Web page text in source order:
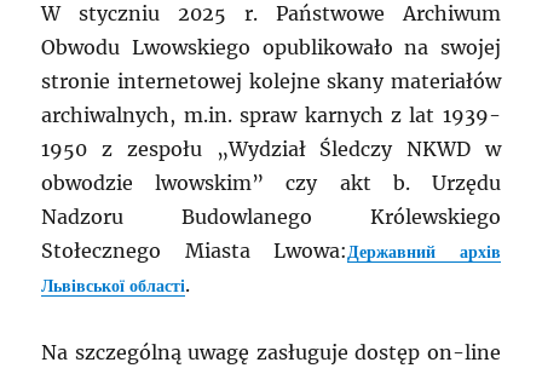
W styczniu 2025 r. Państwowe Archiwum
Obwodu Lwowskiego opublikowało na swojej
stronie internetowej kolejne skany materiałów
archiwalnych, m.in. spraw karnych z lat 1939-
1950 z zespołu „Wydział Śledczy NKWD w
obwodzie lwowskim” czy akt b. Urzędu
Nadzoru Budowlanego Królewskiego
Stołecznego Miasta Lwowa:Державний архів
Львівської області.
Na szczególną uwagę zasługuje dostęp on-line